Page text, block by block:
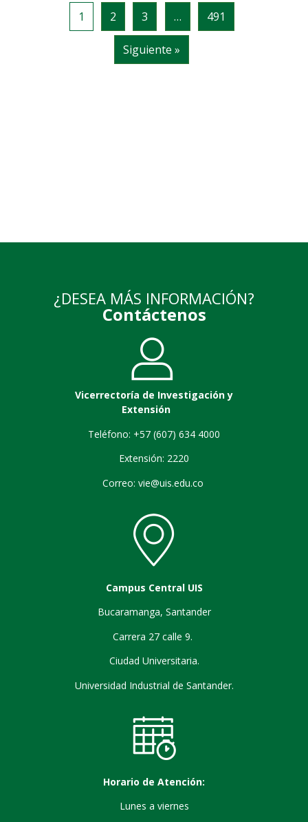
¿DESEA MÁS INFORMACIÓN?
Contáctenos
Vicerrectoría de Investigación y
Extensión
Teléfono: +57 (607) 634 4000
Extensión: 2220
Correo: vie@uis.edu.co
Campus Central UIS
Bucaramanga, Santander
Carrera 27 calle 9.
Ciudad Universitaria.
Universidad Industrial de Santander.
Horario de Atención:
Lunes a viernes